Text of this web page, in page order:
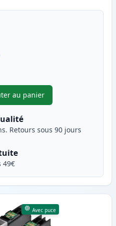
au panier
,Pack de 2 Brother LC123
Retours sous 90 jours
49€
Avec puce